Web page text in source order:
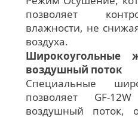
позволяет
влажности, не
воздуха.
воздушный поток
Специальные
позволяет GF-
воздушный поток,